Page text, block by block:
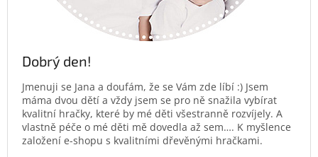
Dobrý den!
Jmenuji se Jana a doufám, že se Vám zde líbí :) Jsem
máma dvou dětí a vždy jsem se pro ně snažila vybírat
kvalitní hračky, které by mé děti všestranně rozvíjely. A
vlastně péče o mé děti mě dovedla až sem…. K myšlence
založení e-shopu s kvalitními dřevěnými hračkami.